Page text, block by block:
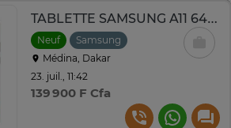
TABLETTE SAMSUNG A11 64GB
Neuf
Samsung
Médina, Dakar
23. juil., 11:42
139 900 F Cfa